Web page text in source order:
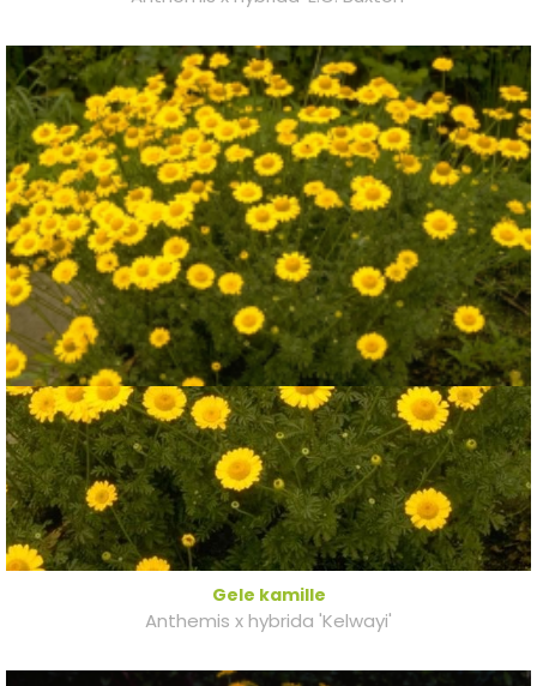
Gele kamille
Anthemis x hybrida 'Kelwayi'